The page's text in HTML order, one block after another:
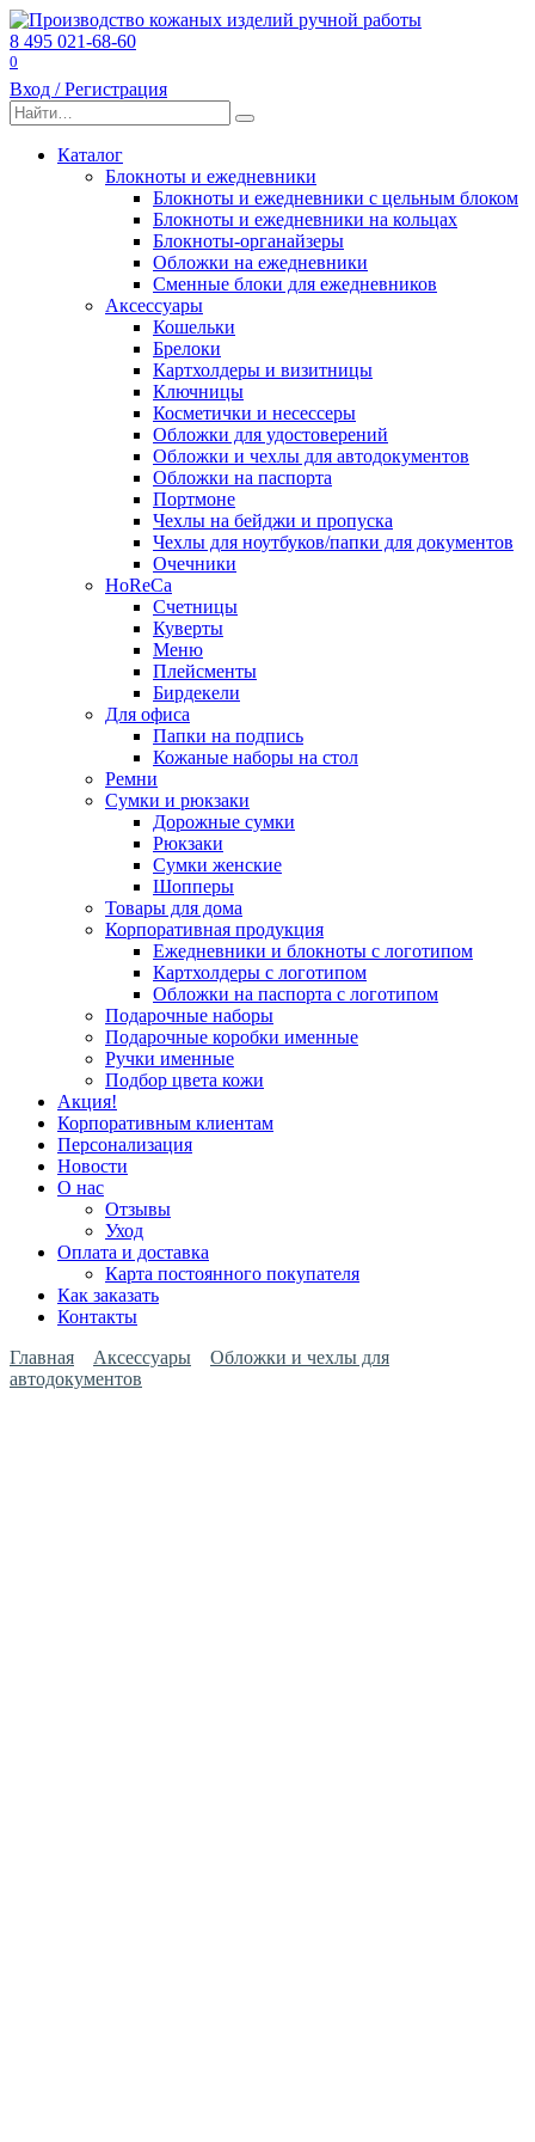
Перейти
к
содержанию
8 495 021-68-60
0
Вход / Регистрация
Search
for:
Каталог
Блокноты и ежедневники
Блокноты и ежедневники с цельным блоком
Блокноты и ежедневники на кольцах
Блокноты-органайзеры
Обложки на ежедневники
Сменные блоки для ежедневников
Аксессуары
Кошельки
Брелоки
Картхолдеры и визитницы
Ключницы
Косметички и несессеры
Обложки для удостоверений
Обложки и чехлы для автодокументов
Обложки на паспорта
Портмоне
Чехлы на бейджи и пропуска
Чехлы для ноутбуков/папки для документов
Очечники
HoReCa
Счетницы
Куверты
Меню
Плейсменты
Бирдекели
Для офиса
Папки на подпись
Кожаные наборы на стол
Ремни
Сумки и рюкзаки
Дорожные сумки
Рюкзаки
Сумки женские
Шопперы
Товары для дома
Корпоративная продукция
Ежедневники и блокноты с логотипом
Картхолдеры с логотипом
Обложки на паспорта с логотипом
Подарочные наборы
Подарочные коробки именные
Ручки именные
Подбор цвета кожи
Акция!
Корпоративным клиентам
Персонализация
Новости
О нас
Отзывы
Уход
Оплата и доставка
Карта постоянного покупателя
Как заказать
Контакты
Главная
Аксессуары
Обложки и чехлы для
автодокументов